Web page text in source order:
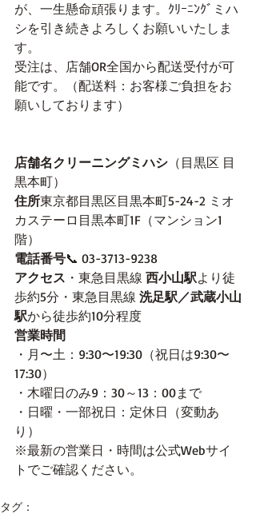
が、一生懸命頑張ります。ｸﾘｰﾆﾝｸﾞミハ
シを引き続きよろしくお願いいたしま
す。
受注は、店舗OR全国から配送受付が可
能です。（配送料：お客様ご負担をお
願いしております）
店舗名クリーニングミハシ （目黒区 目
黒本町）
住所東京都目黒区目黒本町5-24-2 ミオ
カステーロ目黒本町1F（マンション1
階）
電話番号📞 03-3713-9238
アクセス ・東急目黒線 西小山駅より徒
歩約5分・東急目黒線 洗足駅／武蔵小山
駅から徒歩約10分程度
営業時間
・月〜土：9:30〜19:30（祝日は9:30〜
17:30）
・木曜日のみ9：30～13：00まで
・日曜・一部祝日：定休日（変動あ
り）
※最新の営業日・時間は公式Webサイ
トでご確認ください。
タグ：